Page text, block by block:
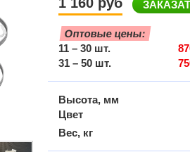
Оптовые цены:
11 – 30 шт.
31 – 50 шт.
Высота, мм
Цвет
Вес, кг